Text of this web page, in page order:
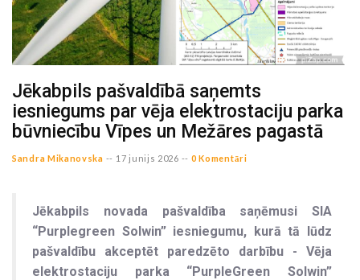
Jēkabpils pašvaldībā saņemts
iesniegums par vēja elektrostaciju parka
būvniecību Vīpes un Mežāres pagastā
Sandra Mikanovska -- 17 junijs 2026 -- 0 Komentāri
Jēkabpils novada pašvaldība saņēmusi SIA
“Purplegreen Solwin” iesniegumu, kurā tā lūdz
pašvaldību akceptēt paredzēto darbību - Vēja
elektrostaciju parka “PurpleGreen Solwin”